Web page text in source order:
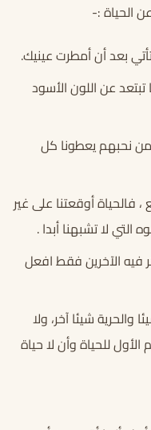
الحياة :-
بعد أن أمطرت عينيك.
عن اللون الأسود
من نحبهم يعطونا كل
فالحياة أوقعتنا على غير
التي لا تشبهنا أبدا .
فيه الآخرين فقط افعل
شيئا آخر، ولا
للحياة وأن لا حياة